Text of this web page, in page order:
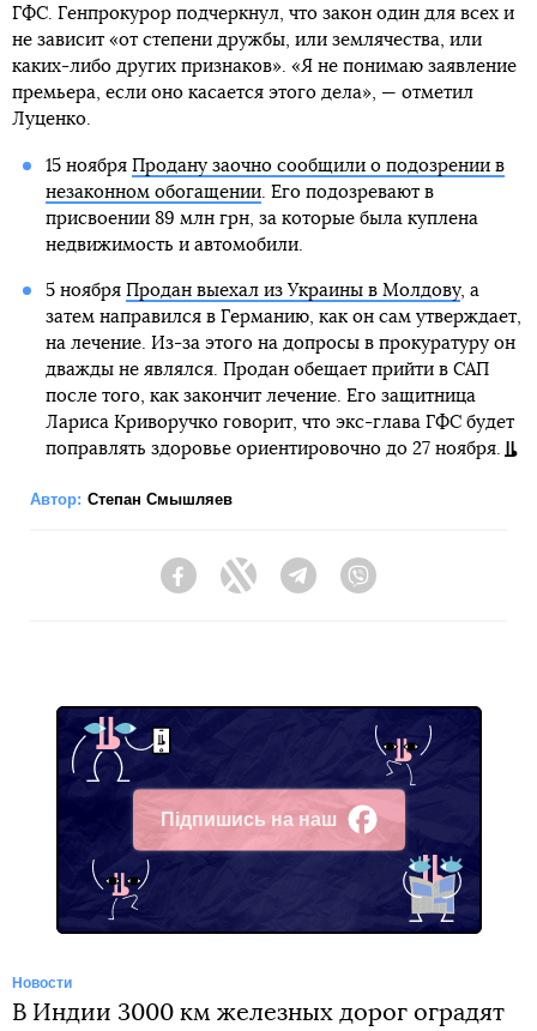
ГФС. Генпрокурор подчеркнул, что закон один для всех и
не зависит «от степени дружбы, или землячества, или
каких-либо других признаков». «Я не понимаю заявление
премьера, если оно касается этого дела», — отметил
Луценко.
15 ноября Продану заочно сообщили о подозрении в
незаконном обогащении. Его подозревают в
присвоении 89 млн грн, за которые была куплена
недвижимость и автомобили.
5 ноября Продан выехал из Украины в Молдову, а
затем направился в Германию, как он сам утверждает,
на лечение. Из-за этого на допросы в прокуратуру он
дважды не являлся. Продан обещает прийти в САП
после того, как закончит лечение. Его защитница
Лариса Криворучко говорит, что экс-глава ГФС будет
поправлять здоровье ориентировочно до 27 ноября.
Автор: Степан Смышляев
FacebookTwitter Telegram
Підпишись на наш
Facebook
Новости
В Индии 3000 км железных дорог оградят